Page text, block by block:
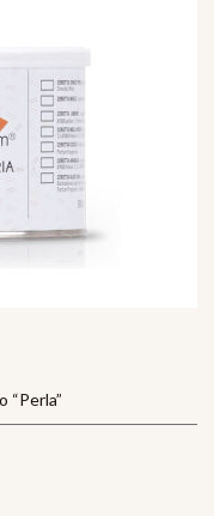
“Perla”